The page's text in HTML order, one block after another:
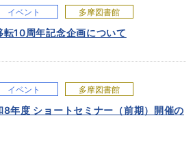
イベント 多摩図書館
10周年記念企画について
イベント 多摩図書館
8年度 ショートセミナー（前期）開催の